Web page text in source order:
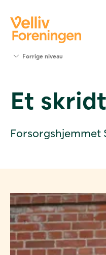
Værktøjer
og viden
Foreningen
Kontakt
Forrige niveau
Et
Forsorgshjemmet